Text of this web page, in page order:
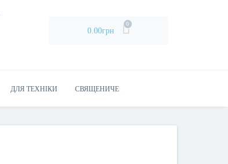
0.00грн
0
ДЛЯ ТЕХНІКИ СВЯЩЕНИЧЕ